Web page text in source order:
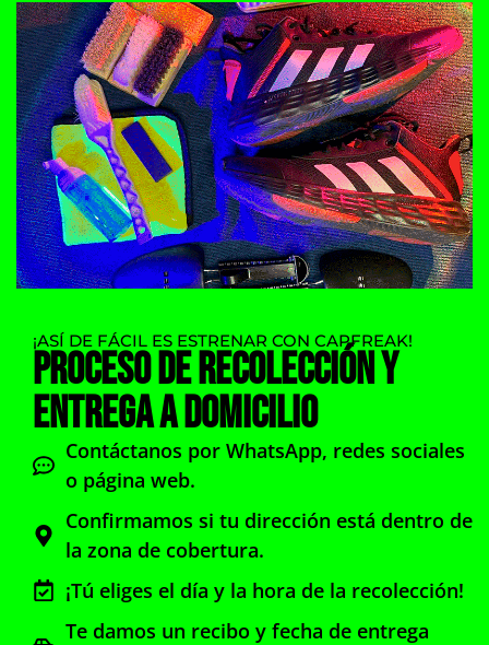
¡ASÍ DE FÁCIL ES ESTRENAR CON CAPFREAK!
Proceso de Recolección y
Entrega a Domicilio
Contáctanos por WhatsApp, redes sociales
o página web.
Confirmamos si tu dirección está dentro de
la zona de cobertura.
¡Tú eliges el día y la hora de la recolección!
Te damos un recibo y fecha de entrega